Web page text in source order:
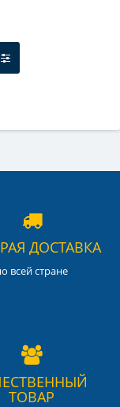
ДОСТАВКА
всей стране
ТОВАР